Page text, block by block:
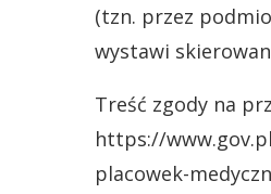
(tzn. przez
wystawi
Treść zgody na
https://
placowek-